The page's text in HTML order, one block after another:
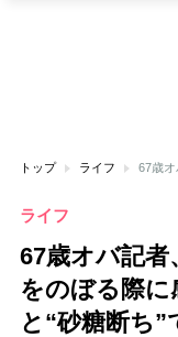
トップ ライフ
ライフ
67歳オバ記
をのぼる際に
と“砂糖断ち”